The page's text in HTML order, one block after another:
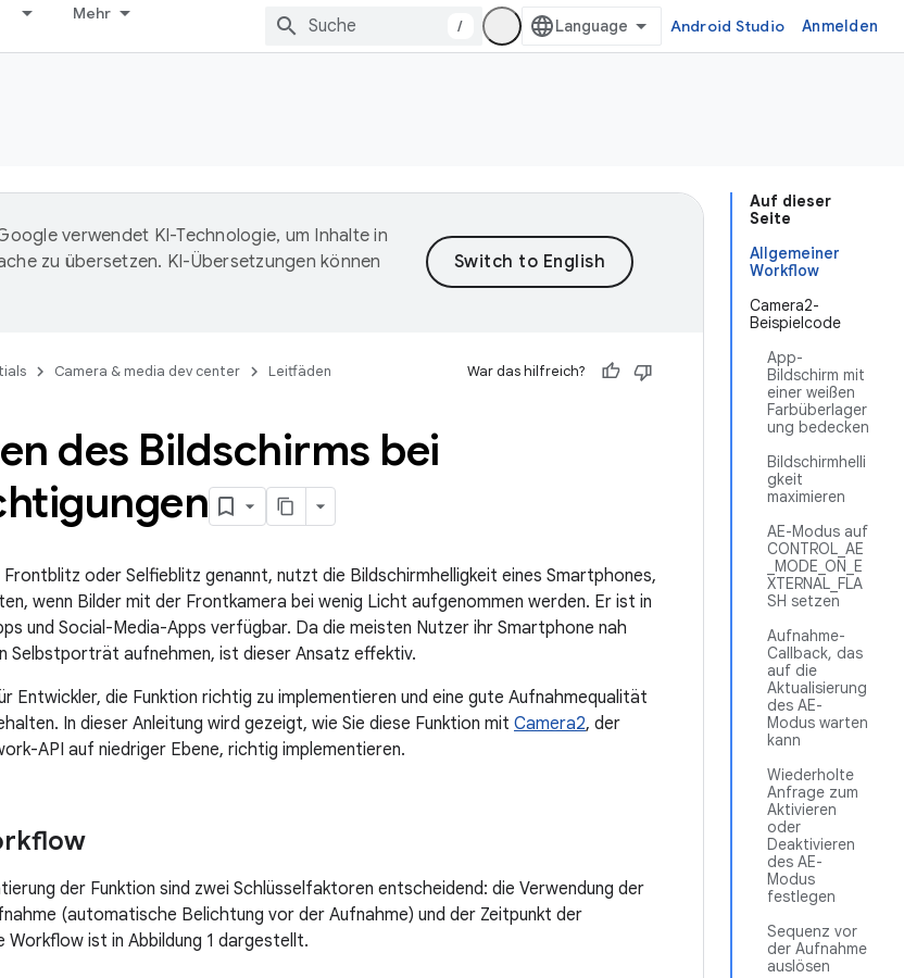
Mehr
/ Android Studio Anmelden
Auf dieser
Seite
Allgemeiner
Workflow
Camera2-
Beispielcode
App-
Bildschirm mit
einer weißen
Farbüberlager
ung bedecken
Bildschirmhelli
gkeit
maximieren
AE-Modus auf
CONTROL_AE
_MODE_ON_E
XTERNAL_FLA
SH setzen
Aufnahme-
Callback, das
auf die
Aktualisierung
des AE-
Modus warten
kann
Wiederholte
Anfrage zum
Aktivieren
oder
Deaktivieren
des AE-
Modus
festlegen
Sequenz vor
der Aufnahme
auslösen
verwendet KI-Technologie, um Inhalte in
zu übersetzen. KI-Übersetzungen können
Camera & media dev center Leitfäden War das hilfreich?
des Bildschirms bei
oder Selfieblitz genannt, nutzt die Bildschirmhelligkeit eines Smartphones,
wenn Bilder mit der Frontkamera bei wenig Licht aufgenommen werden. Er ist in
und Social-Media-Apps verfügbar. Da die meisten Nutzer ihr Smartphone nah
Selbstporträt aufnehmen, ist dieser Ansatz effektiv.
Entwickler, die Funktion richtig zu implementieren und eine gute Aufnahmequalität
In dieser Anleitung wird gezeigt, wie Sie diese Funktion mit Camera2, der
API auf niedriger Ebene, richtig implementieren.
der Funktion sind zwei Schlüsselfaktoren entscheidend: die Verwendung der
(automatische Belichtung vor der Aufnahme) und der Zeitpunkt der
Workflow ist in Abbildung 1 dargestellt.